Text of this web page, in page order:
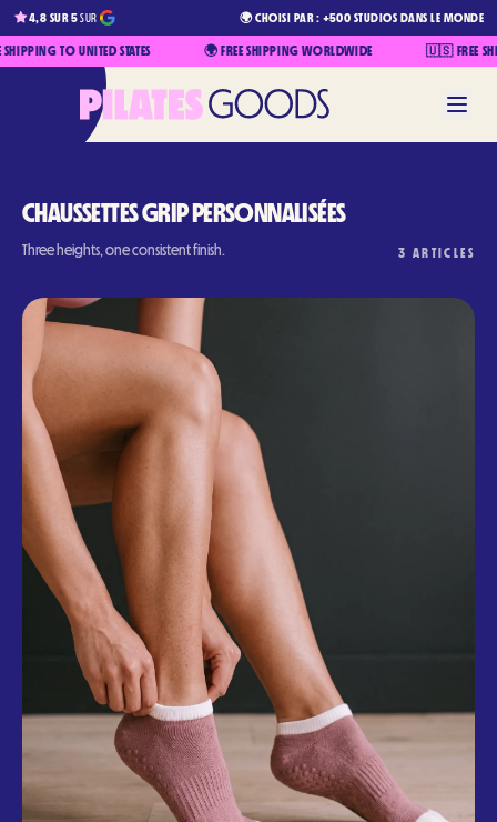
4,8 SUR 5SUR 🌍 CHOISI PAR : +500 STUDIOS DANS LE MONDE
TO UNITED STATES 🌍 FREE SHIPPING WORLDWIDE 🇺🇸 FREE
CHAUSSETTES GRIP PERSONNALISÉES
Three heights, one consistent finish. 3 ARTICLES